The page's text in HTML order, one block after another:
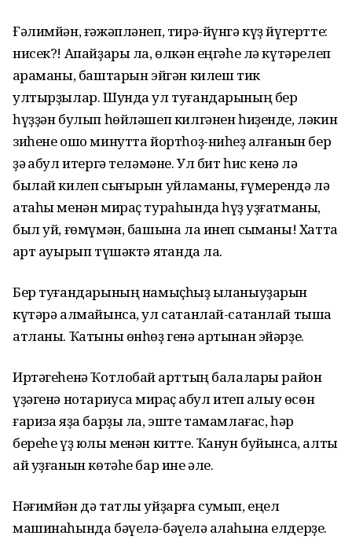
Ғәлимйән, ғәжәпләнеп, тирә-йүнгә күҙ йүгертте:
нисек?! Апайҙары ла, өлкән еңгәһе лә күтәрелеп
ҡараманы, баштарын эйгән килеш тик
ултырҙылар. Шунда ул туғандарының бер
һүҙҙән булып һөйләшеп килгәнен һиҙенде, ләкин
зиһене ошо минутта йортһоҙ-ниһеҙ ҡалғанын бер
ҙә ҡабул итергә теләмәне. Ул бит һис кенә лә
былай килеп сығырын уйламаны, ғүмерендә лә
атаһы менән мираҫ тураһында һүҙ ҡуҙғатманы,
был уй, ғөмүмән, башына ла инеп сыҡманы! Хатта
ҡарт ауырып түшәктә ятҡанда ла.
Бер туғандарының намыҫһыҙ ҡыланыуҙарын
күтәрә алмайынса, ул сатанлай-сатанлай тышҡа
атланы. Ҡатыны өнһөҙ генә артынан эйәрҙе.
Иртәгеһенә Ҡотлобай ҡарттың балалары район
үҙәгенә нотариусҡа мираҫ ҡабул итеп алыу өсөн
ғариза яҙа барҙы ла, эште тамамлағас, һәр
береһе үҙ юлы менән китте. Ҡанун буйынса, алты
ай уҙғанын көтәһе бар ине әле.
Нәғимйән дә татлы уйҙарға сумып, еңел
машинаһында бәүелә-бәүелә ҡалаһына елдерҙе.